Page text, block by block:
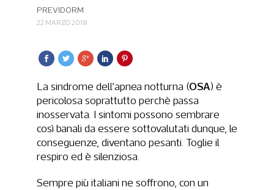
PREVIDORM
22 MARZO 2018
La sindrome dell’apnea notturna (OSA) è
pericolosa soprattutto perchè passa
inosservata. I sintomi possono sembrare
così banali da essere sottovalutati dunque, le
conseguenze, diventano pesanti. Toglie il
respiro ed è silenziosa.
Sempre più italiani ne soffrono, con un